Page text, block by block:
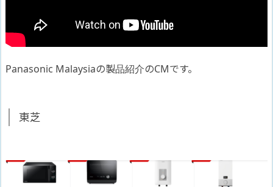
Panasonic Malaysiaの製品紹介のCMです。
東芝